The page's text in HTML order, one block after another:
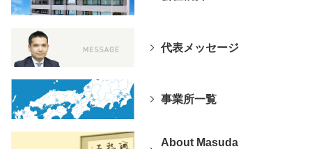
代表メッセージ
事業所一覧
About Masuda